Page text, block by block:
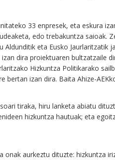
33 enpresek, eta eskura
edo trebakuntza saioak.
eta Eusko
dira proiektuaren bultzatzaile
Hizkuntza Politikarako
bertan izan dira. Baita Ahize-
tiraka, hiru lanketa abiatu
hizkuntza hautuak; eta
aurkeztu dituzte: hizkuntza